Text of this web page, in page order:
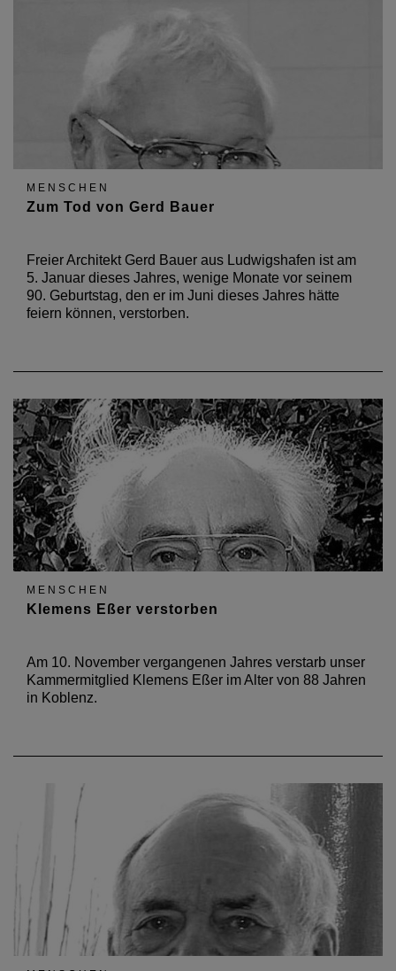
MENSCHEN
Zum Tod von Gerd Bauer
Freier Architekt Gerd Bauer aus Ludwigshafen ist am
5. Januar dieses Jahres, wenige Monate vor seinem
90. Geburtstag, den er im Juni dieses Jahres hätte
feiern können, verstorben.
MENSCHEN
Klemens Eßer verstorben
Am 10. November vergangenen Jahres verstarb unser
Kammermitglied Klemens Eßer im Alter von 88 Jahren
in Koblenz.